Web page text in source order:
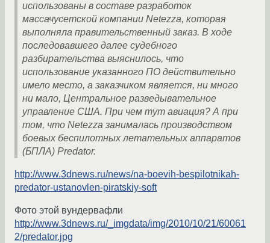
использованы в составе разработок
массачусетской компании Netezza, которая
выполняла правительственный заказ. В ходе
последовавшего далее судебного
разбирательства выяснилось, что
использование указанного ПО действительно
имело место, а заказчиком является, ни много
ни мало, Центральное разведывательное
управление США. При чем тут авиация? А при
том, что Netezza занималась производством
боевых беспилотных летательных аппаратов
(БПЛА) Predator.
http://www.3dnews.ru/news/na-boevih-bespilotnikah-
predator-ustanovlen-piratskiy-soft
Фото этой вундервафли
http://www.3dnews.ru/_imgdata/img/2010/10/21/60061
2/predator.jpg